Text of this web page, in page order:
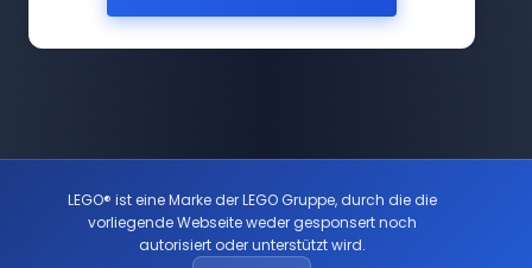
LEGO® ist eine Marke der LEGO Gruppe, durch die die
vorliegende Webseite weder gesponsert noch
autorisiert oder unterstützt wird.